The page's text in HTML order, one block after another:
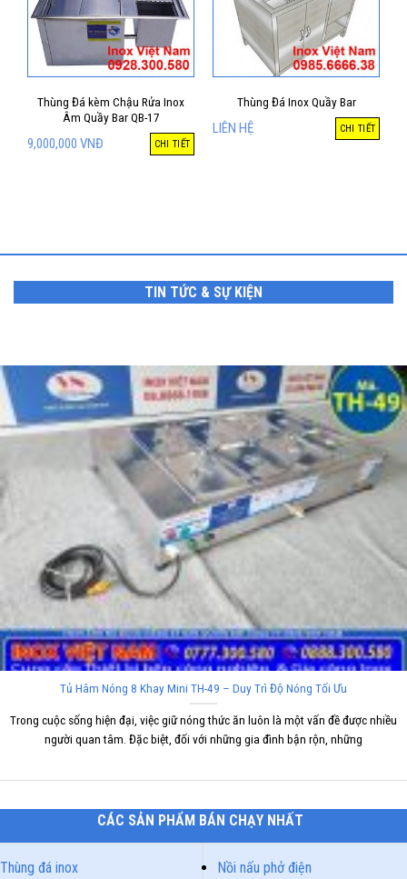
Thùng Đá kèm Chậu Rửa Inox
Âm Quầy Bar QB-17
9,000,000 VNĐ CHI TIẾT
Thùng Đá Inox Quầy Bar
LIÊN HỆ CHI TIẾT
TIN TỨC & SỰ KIỆN
Tủ Hâm Nóng 8 Khay Mini TH-49 – Duy Trì Độ Nóng Tối Ưu
Trong cuộc sống hiện đại, việc giữ nóng thức ăn luôn là một vấn đề được nhiều
người quan tâm. Đặc biệt, đối với những gia đình bận rộn, những
CÁC SẢN PHẨM BÁN CHẠY NHẤT
Thùng đá inox
Nồi nấu phở điện